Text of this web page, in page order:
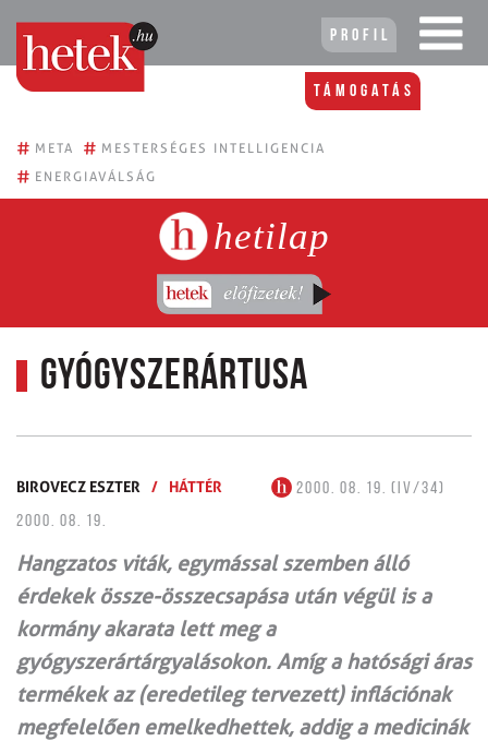
Profil
Támogatás
# META # MESTERSÉGES INTELLIGENCIA
# ENERGIAVÁLSÁG
hetilap
Gyógyszerártusa
BIROVECZ ESZTER / HÁTTÉR
2000. 08. 19. (IV/34)
2000. 08. 19.
Hangzatos viták, egymással szemben álló
érdekek össze-összecsapása után végül is a
kormány akarata lett meg a
gyógyszerártárgyalásokon. Amíg a hatósági áras
termékek az (eredetileg tervezett) inflációnak
megfelelően emelkedhettek, addig a medicinák